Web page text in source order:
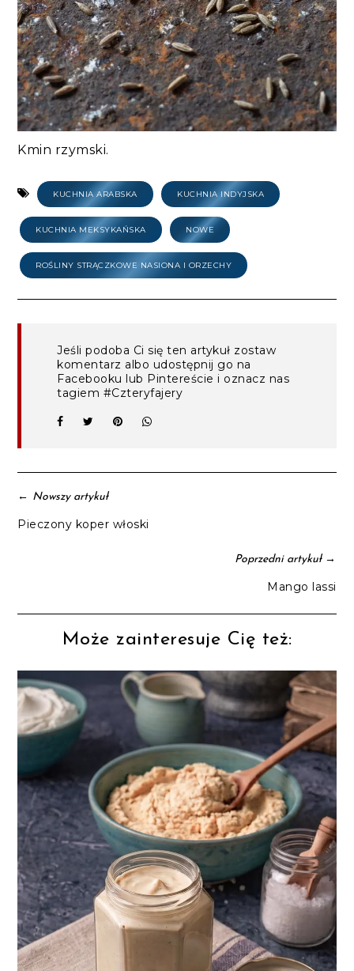
Kmin rzymski.
KUCHNIA ARABSKA KUCHNIA INDYJSKA
KUCHNIA MEKSYKAŃSKA NOWE
ROŚLINY STRĄCZKOWE NASIONA I ORZECHY
Jeśli podoba Ci się ten artykuł zostaw
komentarz albo udostępnij go na
Facebooku lub Pintereście i oznacz nas
tagiem #Czteryfajery
← Nowszy artykuł
Pieczony koper włoski
Poprzedni artykuł→
Mango lassi
Może zainteresuje Cię też: